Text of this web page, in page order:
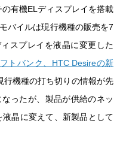
有機ELディスプレイを搭載
バイルは現行機種の販売を7
スプレイを液晶に変更した
トバンク、HTC Desireの新
行機種の打ち切りの情報が先
ったが、製品が供給のネッ
晶に変えて、新製品として